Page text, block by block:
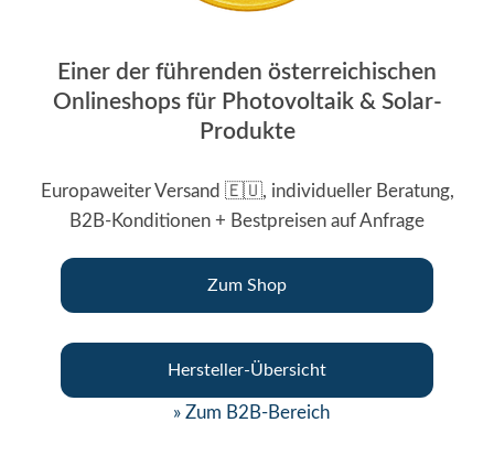
Einer der führenden österreichischen
Onlineshops für Photovoltaik & Solar-
Produkte
Europaweiter Versand 🇪🇺, individueller Beratung,
B2B-Konditionen + Bestpreisen auf Anfrage
Zum Shop
Hersteller-Übersicht
» Zum B2B-Bereich